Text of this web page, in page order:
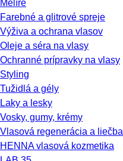
Melíre
Farebné a glitrové spreje
Výživa a ochrana vlasov
Oleje a séra na vlasy
Ochranné prípravky na vlasy
Styling
Tužidlá a gély
Laky a lesky
Vosky, gumy, krémy
Vlasová regenerácia a liečba
HENNA vlasová kozmetika